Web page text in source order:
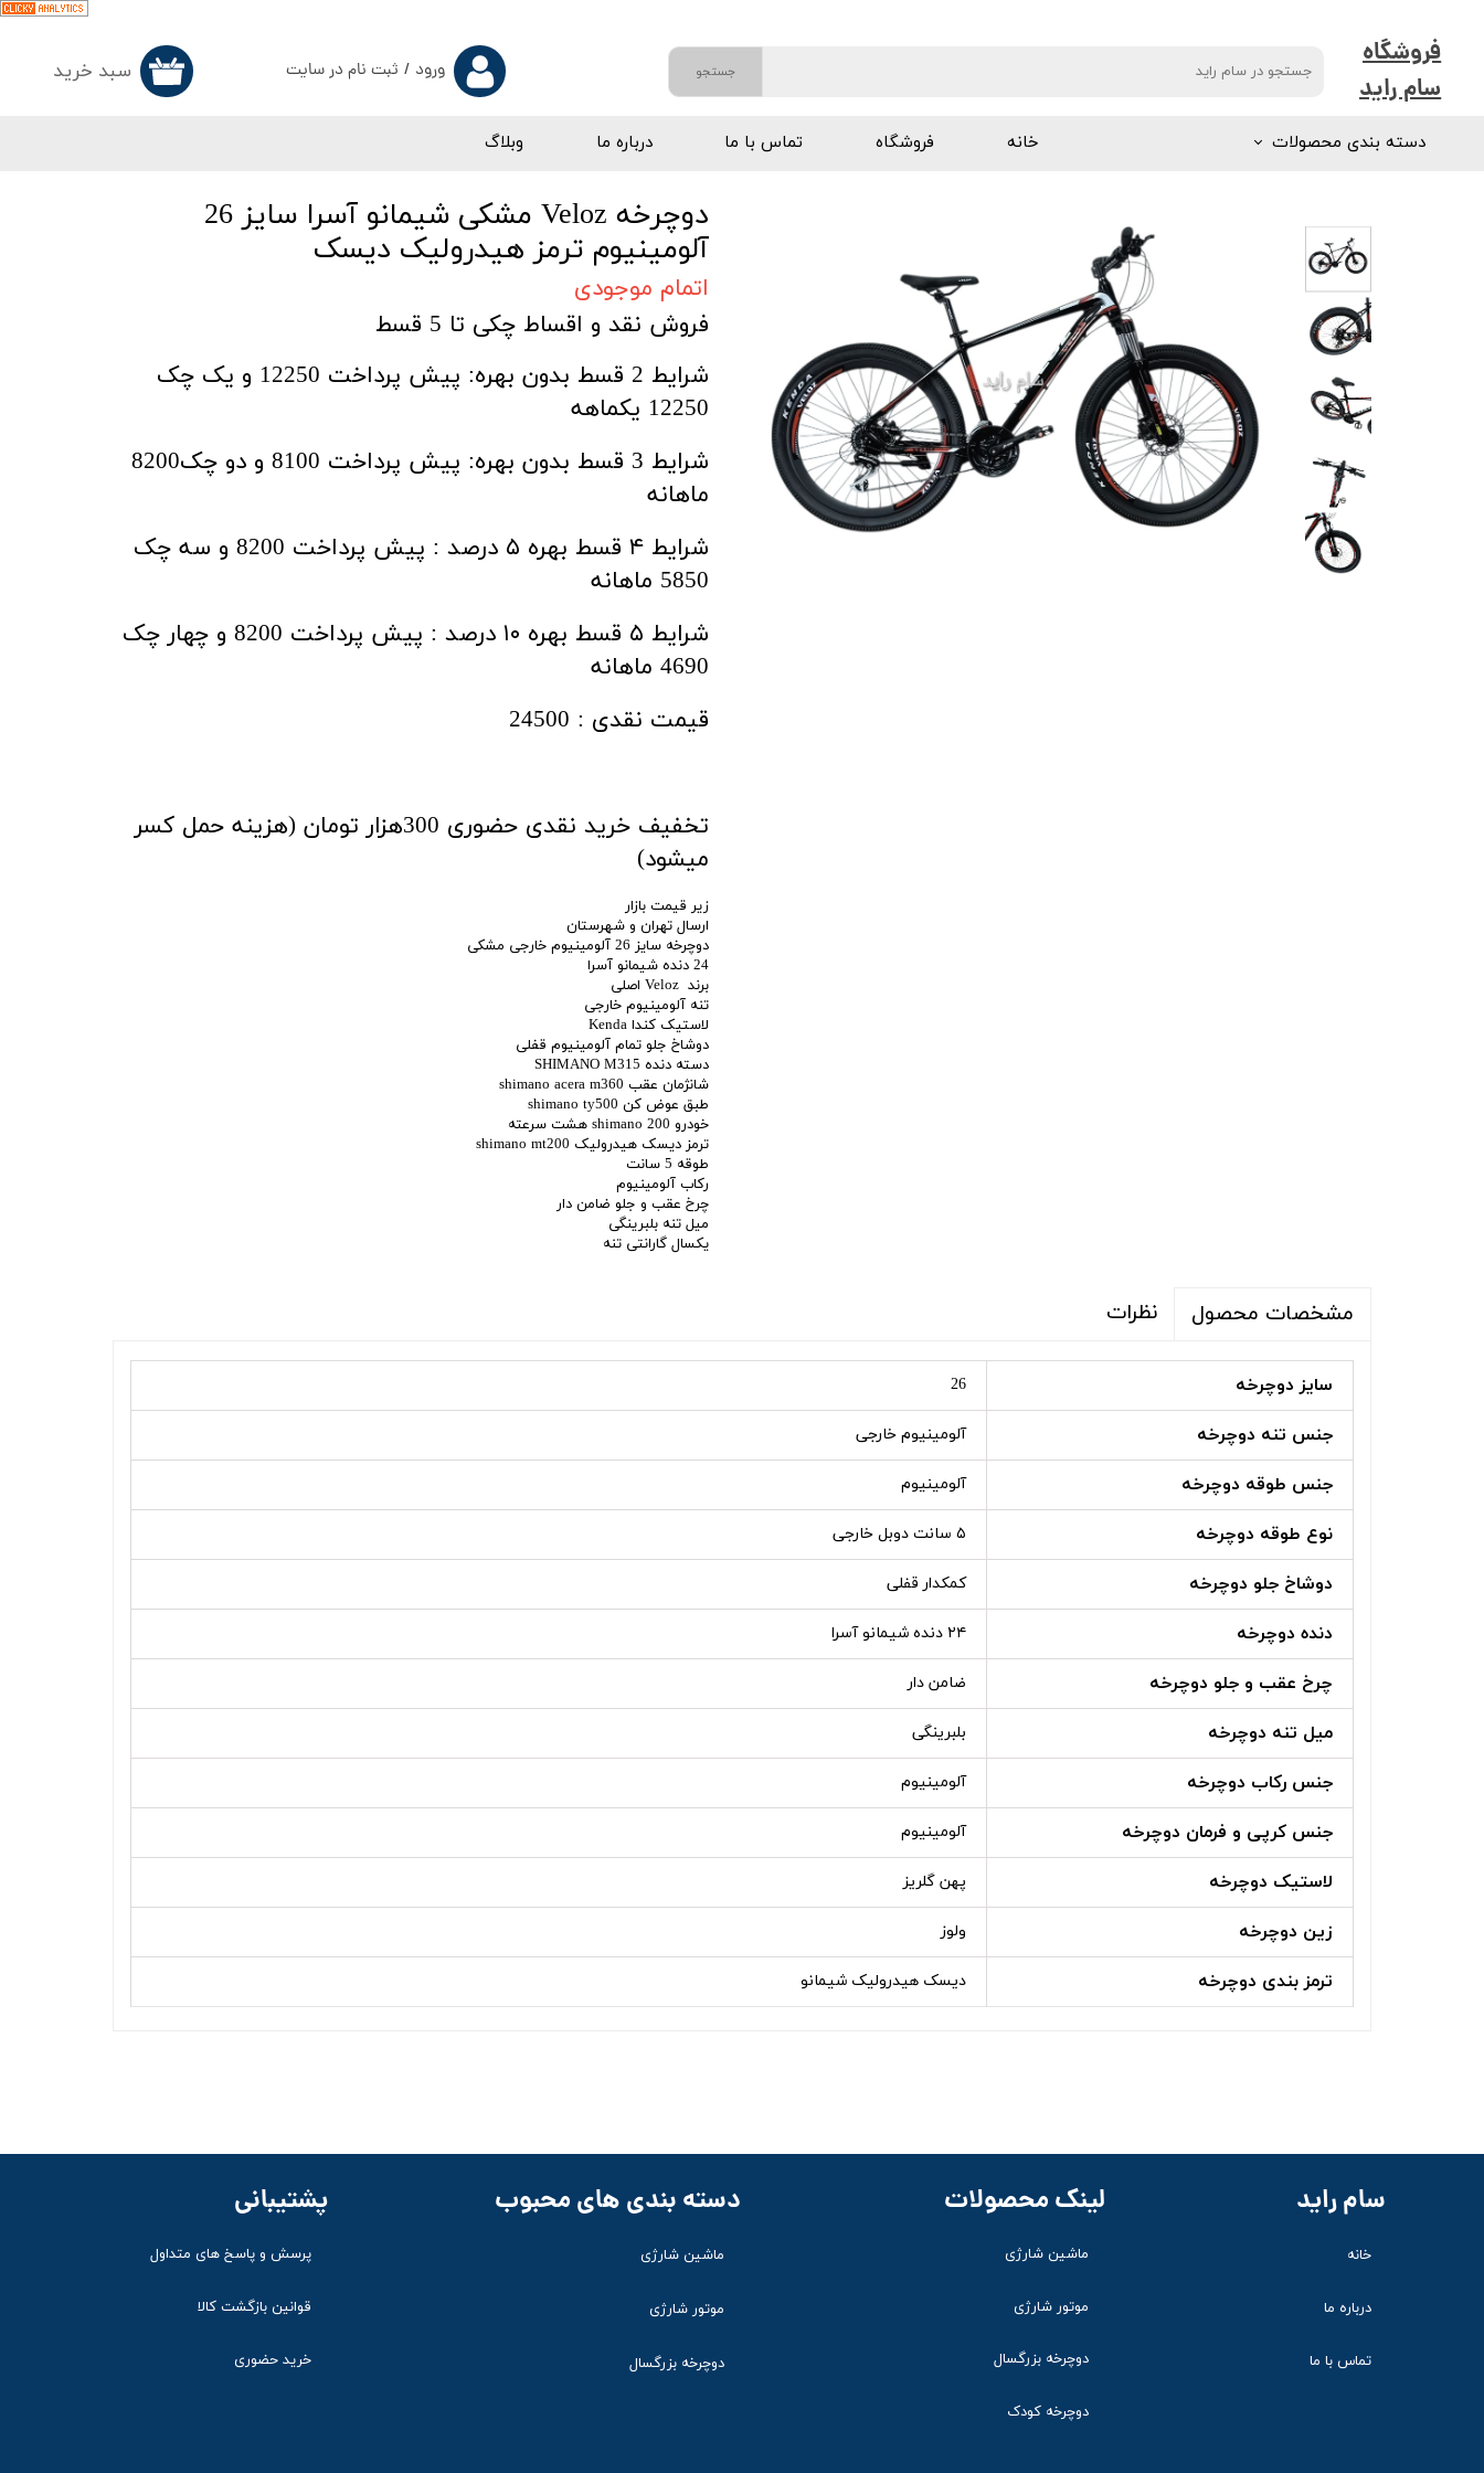
فروشگاه
سام راید
جستجو ورود / ثبت نام در سایت
خروج از حساب کاربری
سبد خرید
دسته بندی محصولات
موتور شارژی
دوچرخه بزرگسال
دوچرخه کودک
خانه فروشگاه تماس با ما درباره ما وبلاگ
دوچرخه Veloz مشکی شیمانو آسرا سایز 26
آلومینیوم ترمز هیدرولیک دیسک
اتمام موجودی
فروش نقد و اقساط چکی تا 5 قسط
شرایط 2 قسط بدون بهره: پیش پرداخت 12250 و یک چک
12250 یکماهه
شرایط 3 قسط بدون بهره: پیش پرداخت 8100 و دو چک8200
ماهانه
شرایط ۴ قسط بهره ۵ درصد : پیش پرداخت 8200 و سه چک
5850 ماهانه
شرایط ۵ قسط بهره ۱۰ درصد : پیش پرداخت 8200 و چهار چک
4690 ماهانه
قیمت نقدی : 24500
تخفیف خرید نقدی حضوری 300هزار تومان (هزینه حمل کسر
میشود)
زیر قیمت بازار
ارسال تهران و شهرستان
دوچرخه سایز 26 آلومینیوم خارجی مشکی
24 دنده شیمانو آسرا
برند Veloz اصلی
تنه آلومینیوم خارجی
لاستیک کندا Kenda
دوشاخ جلو تمام آلومینیوم قفلی
دسته دنده SHIMANO M315
شانژمان عقب shimano acera m360
طبق عوض کن shimano ty500
خودرو shimano 200 هشت سرعته
ترمز دیسک هیدرولیک shimano mt200
طوقه 5 سانت
رکاب آلومینیوم
چرخ عقب و جلو ضامن دار
میل تنه بلبرینگی
یکسال گارانتی تنه
مشخصات محصول نظرات
سایز دوچرخه 26
جنس تنه دوچرخه آلومینیوم خارجی
جنس طوقه دوچرخه آلومینیوم
نوع طوقه دوچرخه ۵ سانت دوبل خارجی
دوشاخ جلو دوچرخه کمکدار قفلی
دنده دوچرخه ۲۴ دنده شیمانو آسرا
چرخ عقب و جلو دوچرخه ضامن دار
میل تنه دوچرخه بلبرینگی
جنس رکاب دوچرخه آلومینیوم
جنس کرپی و فرمان دوچرخه آلومینیوم
لاستیک دوچرخه پهن گلریز
زین دوچرخه ولوز
ترمز بندی دوچرخه دیسک هیدرولیک شیمانو
سام راید
خانه
درباره ما
تماس با ما
ماشین شارژی
موتور شارژی
دوچرخه بزرگسال
دوچرخه کودک
لینک محصولات دسته بندی های محبوب
ماشین شارژی
موتور شارژی
دوچرخه بزرگسال
پشتیبانی
پرسش و پاسخ های متداول
قوانین بازگشت کالا
خرید حضوری